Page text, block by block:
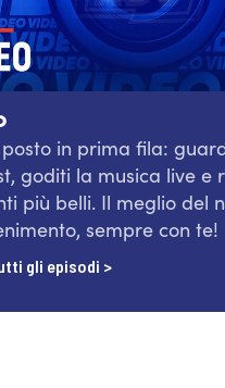
in prima fila:
goditi la musica live e
più belli. Il meglio del
sempre con te!
gli episodi >